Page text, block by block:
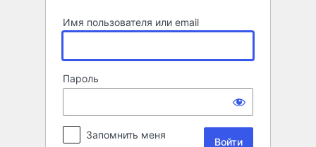
Имя пользователя или email
Пароль
Запомнить меня